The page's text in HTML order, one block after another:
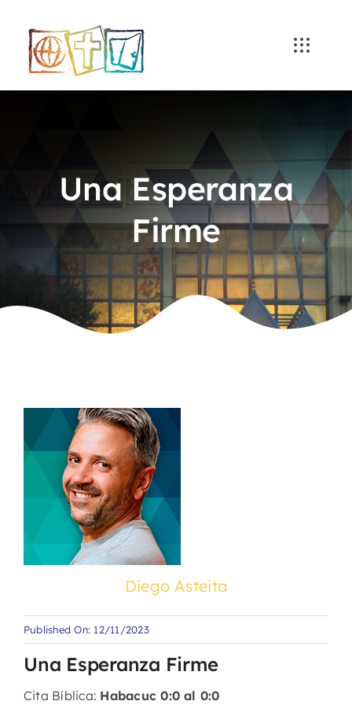
content
Una Esperanza
Firme
Diego Asteita
Published On: 12/11/2023
Una Esperanza Firme
Cita Bíblica: Habacuc 0:0 al 0:0